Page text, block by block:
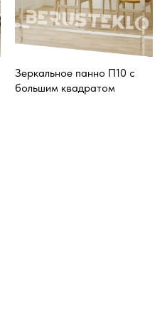
Зеркальное панно П10 с
большим квадратом